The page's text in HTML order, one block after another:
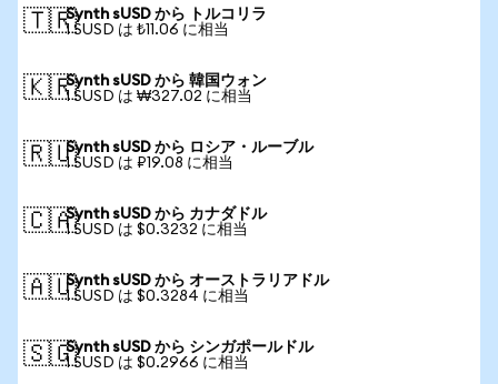
🇹🇷Synth sUSD から トルコリラ
1 SUSD は ₺11.06 に相当
🇰🇷Synth sUSD から 韓国ウォン
1 SUSD は ₩327.02 に相当
🇷🇺Synth sUSD から ロシア・ルーブル
1 SUSD は ₽19.08 に相当
🇨🇦Synth sUSD から カナダドル
1 SUSD は $0.3232 に相当
🇦🇺Synth sUSD から オーストラリアドル
1 SUSD は $0.3284 に相当
🇸🇬Synth sUSD から シンガポールドル
1 SUSD は $0.2966 に相当